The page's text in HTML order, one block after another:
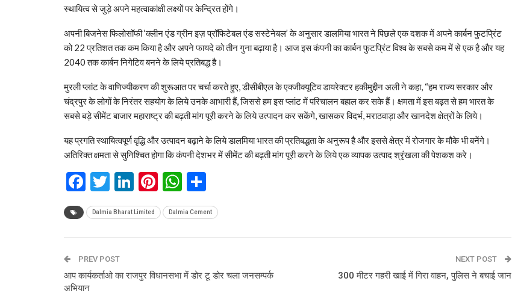
स्‍थायित्‍व से जुड़े अपने महत्‍वाकांक्षी लक्ष्‍यों पर केन्द्रित होंगे।
अपनी बिजनेस फिलोसॉफी ‘क्‍लीन एंड ग्रीन इज़ प्रॉफिटेबल एंड सस्‍टेनेबल’ के अनुसार डालमिया भारत ने पिछले एक दशक में अपने कार्बन फुटप्रिंट
को 22 प्रतिशत तक कम किया है और अपने फायदे को तीन गुना बढ़ाया है। आज इस कंपनी का कार्बन फुटप्रिंट विश्‍व के सबसे कम में से एक है और यह
2040 तक कार्बन निगेटिव बनने के लिये प्रतिबद्ध है।
मुरली प्‍लांट के वाणिज्‍यीकरण की शुरूआत पर चर्चा करते हुए, डीसीबीएल के एक्‍जीक्‍यूटिव डायरेक्‍टर हकीमुद्दीन अली ने कहा, “हम राज्‍य सरकार और
चंद्रपुर के लोगों के निरंतर सहयोग के लिये उनके आभारी हैं, जिससे हम इस प्‍लांट में परिचालन बहाल कर सके हैं। क्षमता में इस बढ़त से हम भारत के
सबसे बड़े सीमेंट बाजार महाराष्‍ट्र की बढ़ती मांग पूरी करने के लिये उत्‍पादन कर सकेंगे, खासकर विदर्भ, मराठवाड़ा और खानदेश क्षेत्रों के लिये।
यह प्रगति स्‍थायित्‍वपूर्ण वृद्धि और उत्‍पादन बढ़ाने के लिये डालमिया भारत की प्रतिबद्धता के अनुरूप है और इससे क्षेत्र में रोजगार के मौके भी बनेंगे।
अतिरिक्‍त क्षमता से सुनिश्चित होगा कि कंपनी देशभर में सीमेंट की बढ़ती मांग पूरी करने के लिये एक व्‍यापक उत्‍पाद श्रृंखला की पेशकश करे।
Facebook
Twitter
LinkedIn
Pinterest
WhatsApp
Dalmia Bharat Limited Dalmia Cement
PREV POST
आप कार्यकर्ताओ का राजपुर विधानसभा में डोर टू डोर चला जनसम्पर्क
अभियान
NEXT POST
300 मीटर गहरी खाई में गिरा वाहन, पुलिस ने बचाई जान